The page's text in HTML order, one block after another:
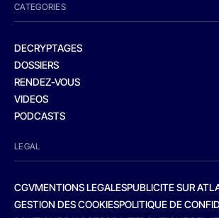
CATEGORIES
DECRYPTAGES
DOSSIERS
RENDEZ-VOUS
VIDEOS
PODCASTS
LEGAL
CGVMENTIONS LEGALESPUBLICITE SUR
GESTION DES COOKIESPOLITIQUE DE